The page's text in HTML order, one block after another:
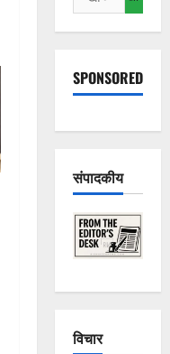
को
खोजें:
SPONSORED
संपादकीय
विचार